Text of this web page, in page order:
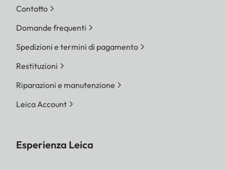
Contatto
Domande frequenti
Spedizioni e termini di pagamento
Restituzioni
Riparazioni e manutenzione
Leica Account
Esperienza Leica